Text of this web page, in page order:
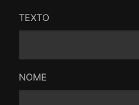
TEXTO
NOME